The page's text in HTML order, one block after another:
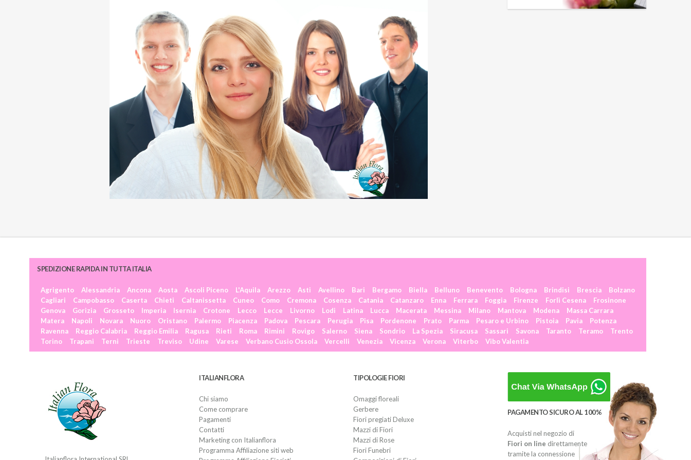
SPEDIZIONE RAPIDA IN TUTTA ITALIA
Agrigento Alessandria Ancona Aosta Ascoli Piceno L'Aquila Arezzo Asti Avellino Bari Bergamo Biella Belluno Benevento Bologna Brindisi Brescia
Bolzano
Cagliari
Campobasso Caserta Chieti Caltanissetta Cuneo Como Cremona Cosenza Catania Catanzaro Enna Ferrara Foggia Firenze Forlì Cesena
Frosinone
Genova
Gorizia Grosseto Imperia Isernia Crotone Lecco Lecce Livorno Lodi Latina Lucca Macerata Messina Milano Mantova Modena
Massa Carrara
Matera
Napoli Novara Nuoro Oristano Palermo Piacenza Padova Pescara Perugia Pisa Pordenone Prato Parma Pesaro e Urbino Pistoia Pavia
Potenza
Ravenna
Reggio Calabria Reggio Emilia Ragusa Rieti Roma Rimini Rovigo Salerno Siena Sondrio La Spezia Siracusa Sassari Savona Taranto Teramo
Trento
Torino
Trapani Terni Trieste Treviso Udine Varese Verbano Cusio Ossola Vercelli Venezia Vicenza Verona Viterbo Vibo Valentia
ITALIANFLORA
Chi siamo
Come comprare
Pagamenti
Contatti
Marketing con Italianflora
Programma Affiliazione siti web
TIPOLOGIE FIORI
Omaggi floreali
Gerbere
Fiori pregiati Deluxe
Mazzi di Fiori
Mazzi di Rose
Fiori Funebri
PAGAMENTO SICURO AL 100%
Acquisti nel negozio di
Fiori on line direttamente
tramite la connessione